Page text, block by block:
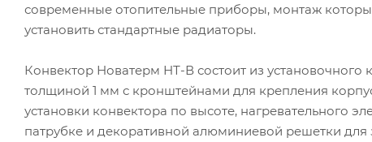
современные отопительные приборы, монтаж
установить стандартные радиаторы.
Конвектор Новатерм НТ-В состоит из установочного
толщиной 1 мм с кронштейнами для крепления
установки конвектора по высоте, нагревательного
патрубке и декоративной алюминиевой решетки для